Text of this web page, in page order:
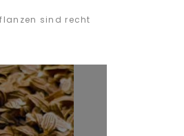
sind recht